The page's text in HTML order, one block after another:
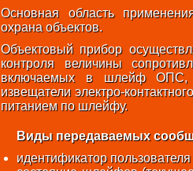
Основная область
охрана объектов.
Объектовый прибор
контроля величины
включаемых в шлейф ОПС,
извещатели электро-
питанием по шлейфу.
Виды передаваемых
идентификатор